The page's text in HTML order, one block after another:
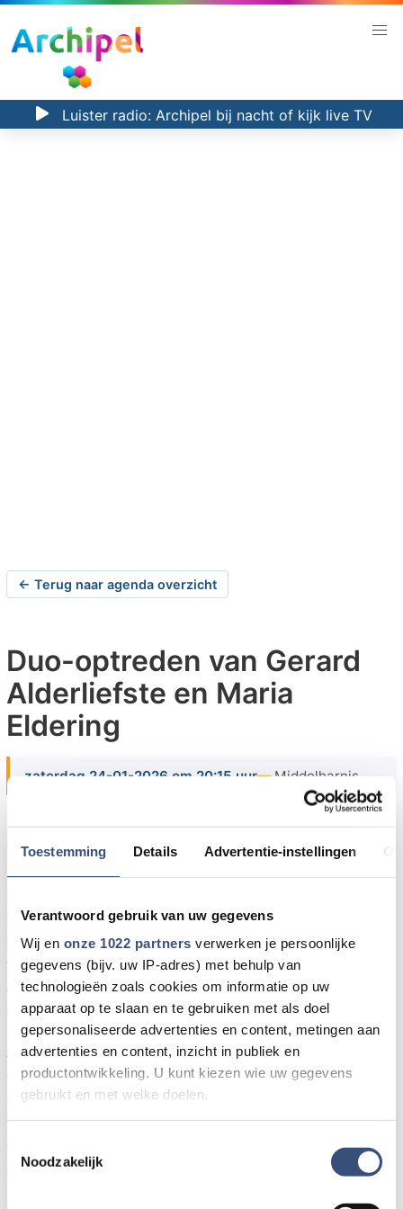
Toestemming Details Advertentie-instellingen
Verantwoord gebruik van uw gegevens
Wij en onze 1022 partners verwerken je persoonlijke
gegevens (bijv. uw IP-adres) met behulp van
technologieën zoals cookies om informatie op uw
apparaat op te slaan en te gebruiken met als doel
gepersonaliseerde advertenties en content, metingen aan
advertenties en content, inzicht in publiek en
productontwikkeling. U kunt kiezen wie uw gegevens
gebruikt en met welke doelen.
Informatie verzamelen over uw geografische locatie,
Uw apparaat identificeren door het actief te scannen
Noodzakelijk
Luister radio: Archipel bij nacht of kijk live TV
← Terug naar agenda overzicht
Duo-optreden van Gerard
Alderliefste en Maria
Eldering
zaterdag 24-01-2026 om 20:15 uur Middelharnis
Zanger-gitarist Gerard Alderliefste en violiste Maria
Eldering treden op zaterdag 24 januari 2026 om
klassieke invloeden samenkomen. Het duo speelt
nummers van Michel Fugain en Julien Clerc, werk
van Ramses Shaffy en eigen composities,
ondersteund door persoonlijke anekdotes en
gedeelde liefde voor muziek.
Alderliefste en Eldering kennen elkaar sinds een
eerste gezamenlijk optreden in Haarlem en hebben
sindsdien meerdere duo-optredens verzorgd.
Eldering maakt daarnaast deel uit van het octet
Gerard Alderliefste & Friends, bekend van het
programma Une belle histoire.